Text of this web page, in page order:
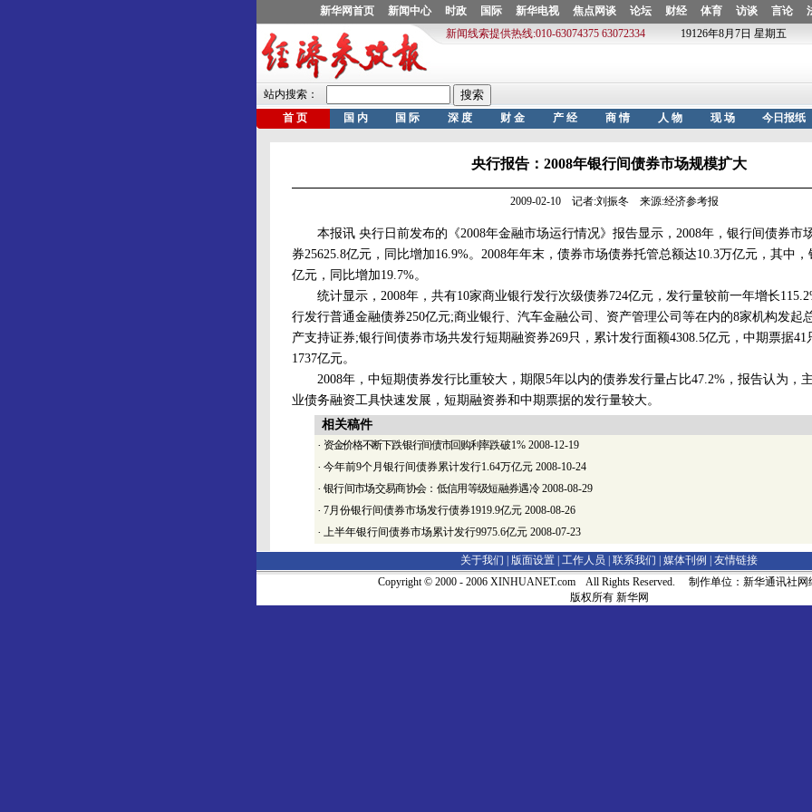
央行报告：2008年银行间债券市场规模扩大
2009-02-10 记者:刘振冬 来源:经济参考报
本报讯 央行日前发布的《2008年金融市场运行情况》报告显示，2008年，银行间债券市
券25625.8亿元，同比增加16.9%。2008年年末，债券市场债券托管总额达10.3万亿元，其中
亿元，同比增加19.7%。
统计显示，2008年，共有10家商业银行发行次级债券724亿元，发行量较前一年增长
行发行普通金融债券250亿元;商业银行、汽车金融公司、资产管理公司等在内的8家机构发起
产支持证券;银行间债券市场共发行短期融资券269只，累计发行面额4308.5亿元，中期票据41
1737亿元。
2008年，中短期债券发行比重较大，期限5年以内的债券发行量占比47.2%，报告认为，
业债务融资工具快速发展，短期融资券和中期票据的发行量较大。
相关稿件
· 资金价格不断下跌 银行间债市回购利率跌破1% 2008-12-19
· 今年前9个月银行间债券累计发行1.64万亿元 2008-10-24
· 银行间市场交易商协会：低信用等级短融券遇冷2008-08-29
· 7月份银行间债券市场发行债券1919.9亿元 2008-08-26
· 上半年银行间债券市场累计发行9975.6亿元 2008-07-23
关于我们 | 版面设置 工作人员 联系我们 媒体刊例
友情链接
Copyright © 2000 - 2006 XINHUANET.com All Rights Reserved. 制作单位：新华通讯社网
版权所有 新华网